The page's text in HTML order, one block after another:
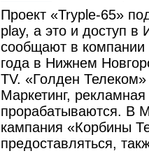
Проект «Tryple-65»
play, а это и доступ в
сообщают в компании
года в Нижнем
TV. «Голден
Маркетинг,
прорабатываются. В
кампания «Корбины
предоставляться,